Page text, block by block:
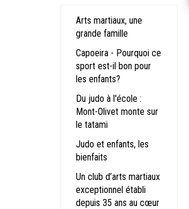
Arts martiaux, une
grande famille
Capoeira - Pourquoi ce
sport est-il bon pour
les enfants?
Du judo à l'école :
Mont-Olivet monte sur
le tatami
Judo et enfants, les
bienfaits
Un club d’arts martiaux
exceptionnel établi
depuis 35 ans au cœur